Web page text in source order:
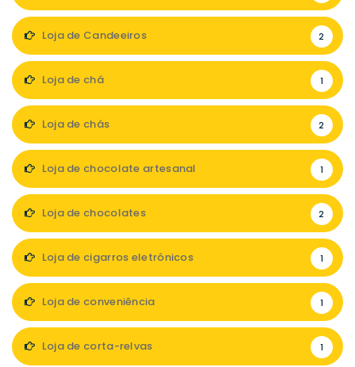
Loja de Candeeiros 2
Loja de chá 1
Loja de chás 2
Loja de chocolate artesanal 1
Loja de chocolates 2
Loja de cigarros eletrónicos 1
Loja de conveniência 1
Loja de corta-relvas 1